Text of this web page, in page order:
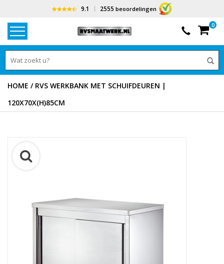
9.1 2555 beoordelingen
0
HOME / RVS WERKBANK MET SCHUIFDEUREN |
120X70X(H)85CM